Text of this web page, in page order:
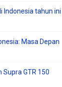
Indonesia tahun ini
Masa Depan
Supra GTR 150